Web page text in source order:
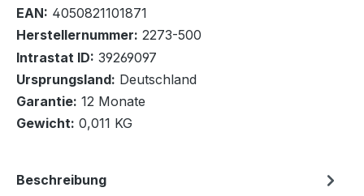
In den Warenkorb
EAN: 4050821101871
Herstellernummer: 2273-500
Intrastat ID: 39269097
Ursprungsland: Deutschland
Garantie: 12 Monate
Gewicht: 0,011 KG
Beschreibung